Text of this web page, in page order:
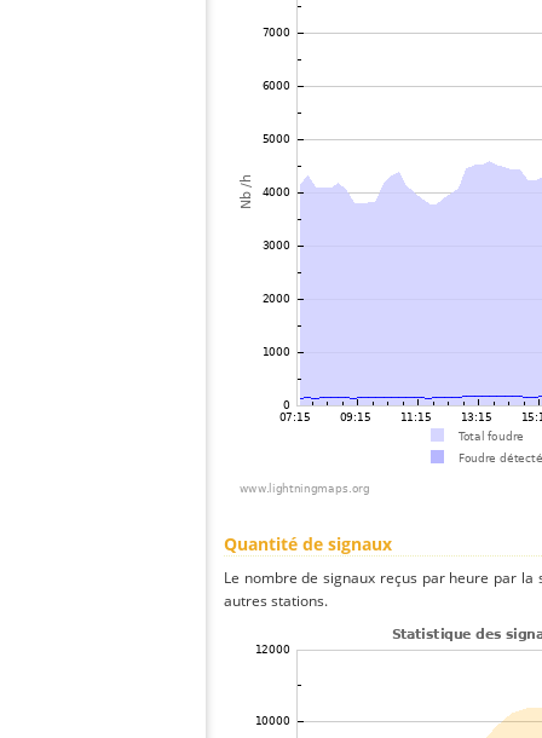
Quantité de signaux
Le nombre de signaux reçus par heure par
autres stations.